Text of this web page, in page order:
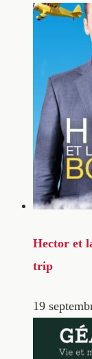
Hector et
trip
19